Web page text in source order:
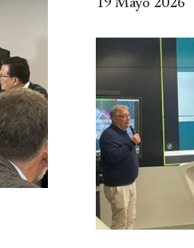
19 Mayo 2026